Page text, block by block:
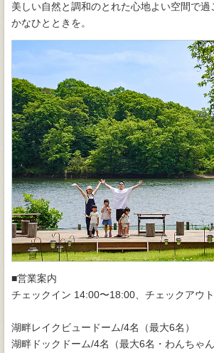
美しい自然と調和のとれた心地よい空間で過
かなひとときを。
■営業案内
チェックイン 14:00〜18:00、チェックアウ
湖畔レイクビュードーム/4名（最大6名）
湖畔ドックドーム/4名（最大6名・わんちゃん